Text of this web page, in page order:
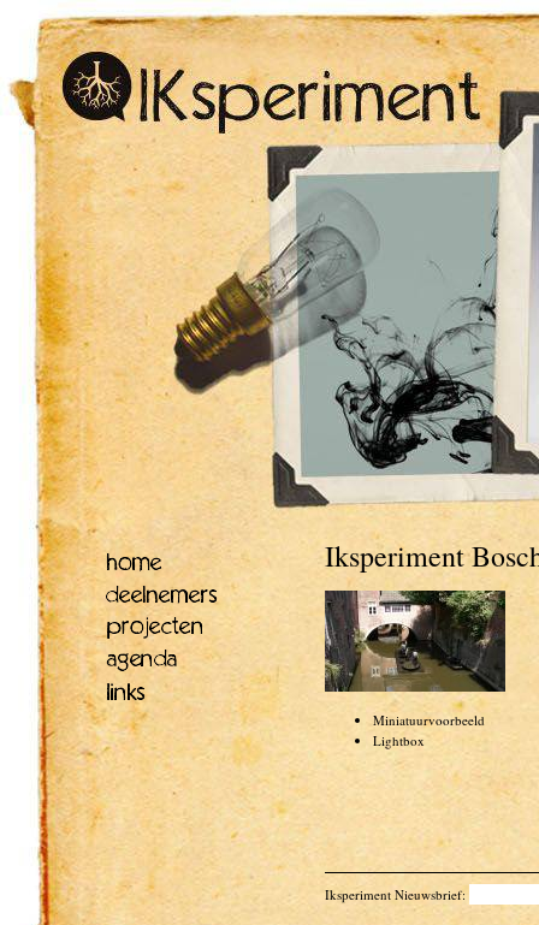
Iksperiment
Miniatuurvoorbeeld
Lightbox
Iksperiment Nieuwsbrief: